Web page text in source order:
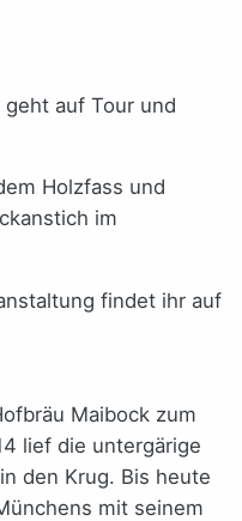
auf Tour und
Holzfass und
im
findet ihr auf
Maibock zum
lief die untergärige
den Krug. Bis heute
mit seinem